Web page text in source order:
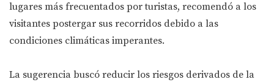
lugares más frecuentados por turistas, recomendó a los
visitantes postergar sus recorridos debido a las
condiciones climáticas imperantes.
La sugerencia buscó reducir los riesgos derivados de la